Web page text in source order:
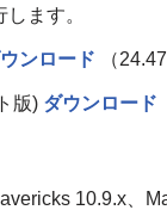
ます。
ンロード （
版) ダウンロード
10.9.x、